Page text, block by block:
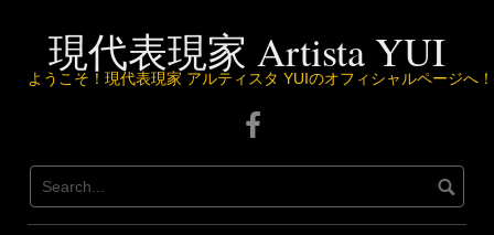
content現代表現家 Artista YUI
ようこそ！現代表現家 アルティスタ YUIのオフィシャルページへ！
Facebook
ペ
ー
は